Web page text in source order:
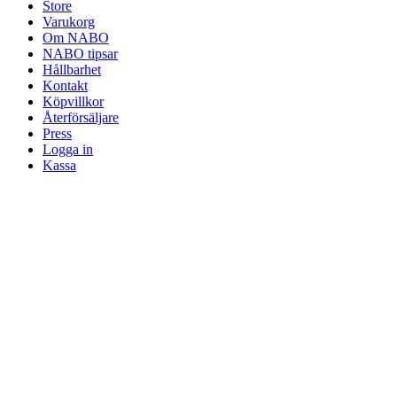
Store
Varukorg
Om NABO
NABO tipsar
Hållbarhet
Kontakt
Köpvillkor
Återförsäljare
Press
Logga in
Kassa